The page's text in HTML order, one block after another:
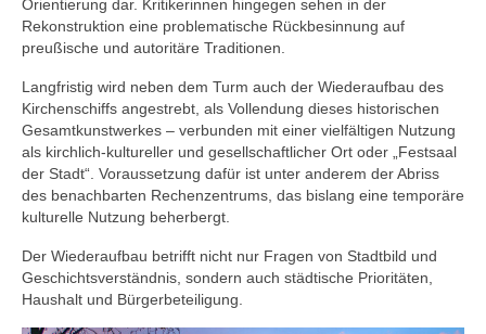
Orientierung dar. Kritikerinnen hingegen sehen in der
Rekonstruktion eine problematische Rückbesinnung auf
preußische und autoritäre Traditionen.
Langfristig wird neben dem Turm auch der Wiederaufbau des
Kirchenschiffs angestrebt, als Vollendung dieses historischen
Gesamtkunstwerkes – verbunden mit einer vielfältigen Nutzung
als kirchlich-kultureller und gesellschaftlicher Ort oder „Festsaal
der Stadt“. Voraussetzung dafür ist unter anderem der Abriss
des benachbarten Rechenzentrums, das bislang eine temporäre
kulturelle Nutzung beherbergt.
Der Wiederaufbau betrifft nicht nur Fragen von Stadtbild und
Geschichtsverständnis, sondern auch städtische Prioritäten,
Haushalt und Bürgerbeteiligung.